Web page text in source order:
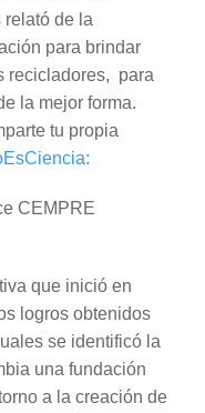
de la
para brindar
recicladores, para
la mejor forma.
tu propia
CEMPRE
que inició en
logros obtenidos
se identificó la
una fundación
a la creación de